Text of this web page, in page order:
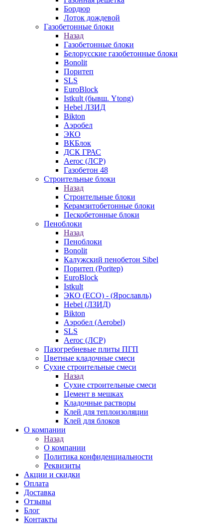
Бордюр
Лоток дождевой
Газобетонные блоки
Назад
Газобетонные блоки
Белорусские газобетонные блоки
Bonolit
Поритеп
SLS
EuroBlock
Istkult (бывш. Ytong)
Hebel ЛЗИД
Bikton
Аэробел
ЭКО
ВКБлок
ДСК ГРАС
Aeroc (ЛСР)
Газобетон 48
Строительные блоки
Назад
Строительные блоки
Керамзитобетонные блоки
Пескобетонные блоки
Пеноблоки
Назад
Пеноблоки
Bonolit
Калужский пенобетон Sibel
Поритеп (Poritep)
EuroBlock
Istkult
ЭКО (ECO) - (Ярославль)
Hebel (ЛЗИД)
Bikton
Аэробел (Aerobel)
SLS
Aeroc (ЛСР)
Пазогребневые плиты ПГП
Цветные кладочные смеси
Сухие строительные смеси
Назад
Сухие строительные смеси
Цемент в мешках
Кладочные растворы
Клей для теплоизоляции
Клей для блоков
О компании
Назад
О компании
Политика конфиденциальности
Реквизиты
Акции и скидки
Оплата
Доставка
Отзывы
Блог
Контакты